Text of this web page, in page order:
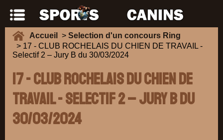
Accueil > Selection d'un concours Ring
> 17 - CLUB ROCHELAIS DU CHIEN DE TRAVAIL -
Selectif 2 – Jury B du 30/03/2024
17 - CLUB ROCHELAIS DU CHIEN DE
TRAVAIL - Selectif 2 – Jury B du
30/03/2024